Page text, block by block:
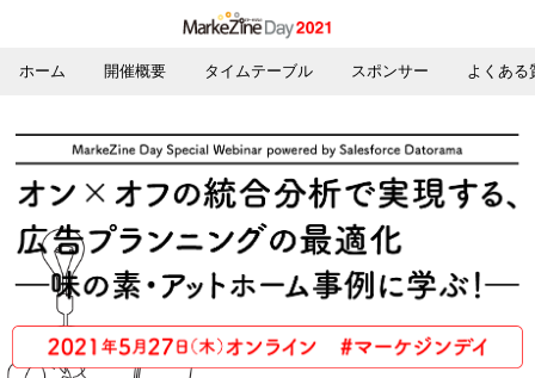
ホーム 開催概要 タイムテーブル スポンサー よくある